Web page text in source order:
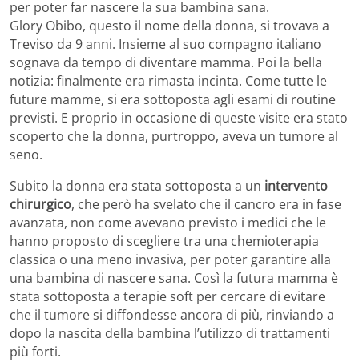
per poter far nascere la sua bambina sana.
Glory Obibo, questo il nome della donna, si trovava a
Treviso da 9 anni. Insieme al suo compagno italiano
sognava da tempo di diventare mamma. Poi la bella
notizia: finalmente era rimasta incinta. Come tutte le
future mamme, si era sottoposta agli esami di routine
previsti. E proprio in occasione di queste visite era stato
scoperto che la donna, purtroppo, aveva un tumore al
seno.
Subito la donna era stata sottoposta a un intervento
chirurgico, che però ha svelato che il cancro era in fase
avanzata, non come avevano previsto i medici che le
hanno proposto di scegliere tra una chemioterapia
classica o una meno invasiva, per poter garantire alla
una bambina di nascere sana. Così la futura mamma è
stata sottoposta a terapie soft per cercare di evitare
che il tumore si diffondesse ancora di più, rinviando a
dopo la nascita della bambina l’utilizzo di trattamenti
più forti.